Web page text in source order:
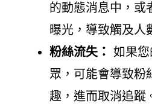
的動態消息中，或
曝光，導致觸及人
粉絲流失： 如果
眾，可能會導致粉
趣，進而取消追蹤